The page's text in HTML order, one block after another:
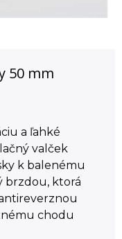
50 mm
a ľahké
valček
k balenému
brzdou, ktorá
chodu